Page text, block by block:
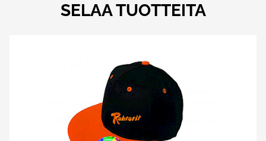
SELAA TUOTTEITA